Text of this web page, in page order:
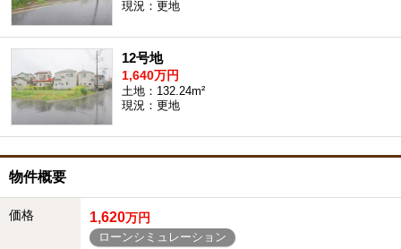
現況：更地
12号地
1,640万円
土地：132.24m²
現況：更地
物件概要
価格 1,620万円
ローンシミュレーション